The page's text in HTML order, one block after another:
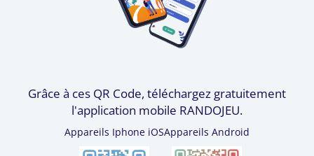
Grâce à ces QR Code, téléchargez gratuitement
l'application mobile RANDOJEU.
Appareils Iphone iOSAppareils Android